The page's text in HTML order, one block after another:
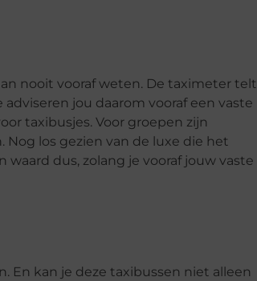
nooit vooraf weten. De taximeter telt
jou daarom vooraf een vaste
taxibusjes. Voor groepen zijn
Nog los gezien van de luxe die het
dus, zolang je vooraf jouw vaste
En kan je deze taxibussen niet alleen